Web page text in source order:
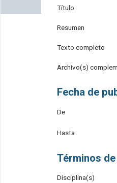
Título
Resumen
Texto completo
Archivo(s)
Fecha de
De
Hasta
Términos
Disciplina(s)